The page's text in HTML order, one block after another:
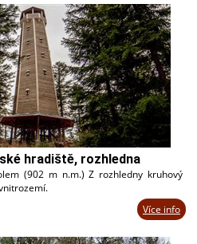
hradiště, rozhledna
(902 m n.m.) Z rozhledny kruhový
Více info